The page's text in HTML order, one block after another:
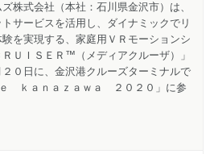
株式会社（本社：石川県金沢市）は、
サービスを活用し、ダイナミックでリ
を実現する、家庭用ＶＲモーションシ
ＵＩＳＥＲ™（メディアクルーザ）」
０日に、金沢港クルーズターミナルで
ｋａｎａｚａｗａ ２０２０」に参